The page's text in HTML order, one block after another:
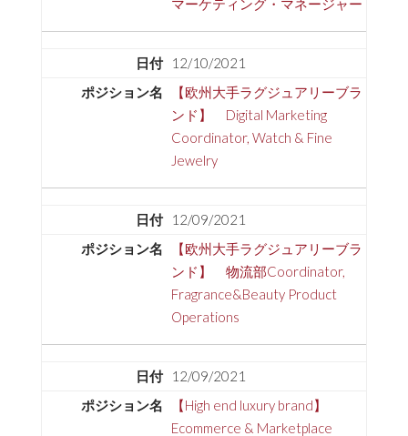
マーケティング・マネージャー
12/10/2021
【欧州大手ラグジュアリーブラ
ンド】 Digital Marketing
Coordinator, Watch & Fine
Jewelry
12/09/2021
【欧州大手ラグジュアリーブラ
ンド】 物流部Coordinator,
Fragrance&Beauty Product
Operations
12/09/2021
【High end luxury brand】
Ecommerce & Marketplace